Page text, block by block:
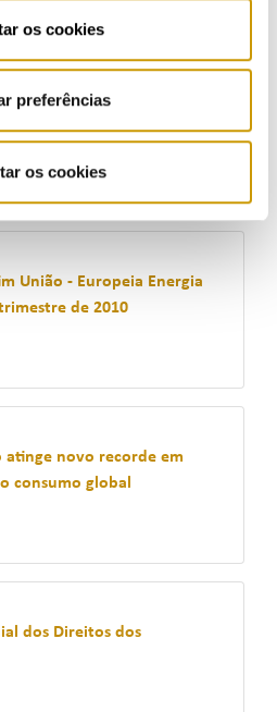
os cookies
preferências
os cookies
industriais abastecidos no
União - Europeia Energia
de 2010
novo recorde em
consumo global
dos Direitos dos